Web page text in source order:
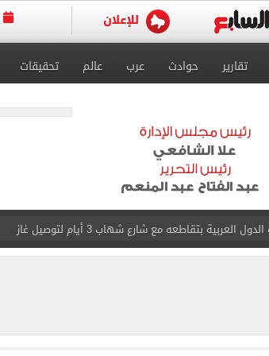
تقارير حوادث عرب عالم تحقيقات
بعد تصدره قائمة بيلبورد عربية لـ68 أسبوعا
الغربى كليا من المنيب للعياط.. اعرف التحويلات
ذا صن وميرور حول علاج سيدة بريطانية في شرم الشيخ